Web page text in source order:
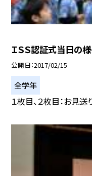
ＩＳＳ認証式当日の様
公開日 2017/02/15
全学年
１枚目、２枚目：お見送